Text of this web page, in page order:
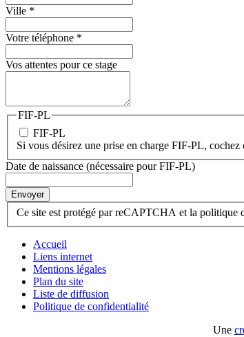
Ville *
Votre téléphone *
Vos attentes pour ce stage
FIF-PL
FIF-PL
Si vous désirez une prise en charge FIF-PL, cochez
Date de naissance (nécessaire pour FIF-PL)
Envoyer
Ce site est protégé par reCAPTCHA et la politique
Accueil
Liens internet
Mentions légales
Plan du site
Liste de diffusion
Politique de confidentialité
Une